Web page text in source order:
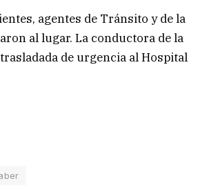
agentes de Tránsito y de la
al lugar. La conductora de la
de urgencia al Hospital